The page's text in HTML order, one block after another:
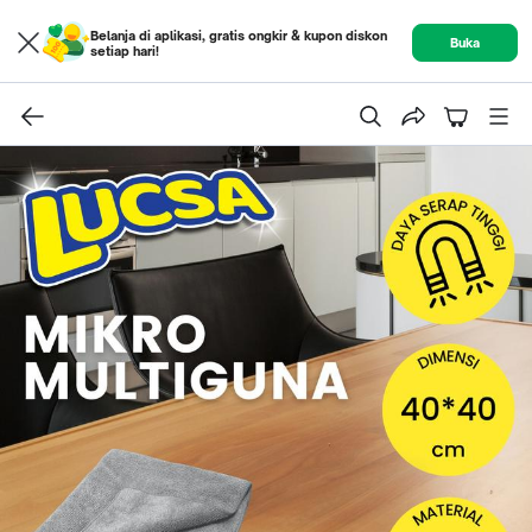
Belanja di aplikasi, gratis ongkir & kupon diskon
setiap hari!
Buka